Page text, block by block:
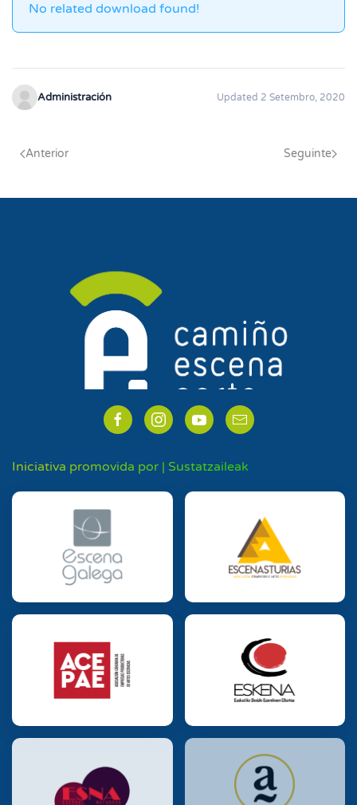
No related download found!
Administración Updated 2 Setembro, 2020
Anterior Seguinte
Iniciativa promovida por | Sustatzaileak